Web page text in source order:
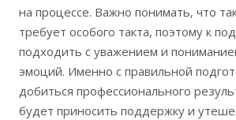
на процессе. Важно понимать, что
требует особого такта, поэтому к
подходить с уважением и
эмоций. Именно с правильной
добиться профессионального
будет приносить поддержку и